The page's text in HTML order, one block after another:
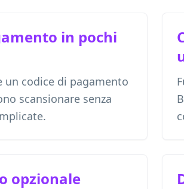
in pochi
un codice di pagamento
scansionare senza
opzionale